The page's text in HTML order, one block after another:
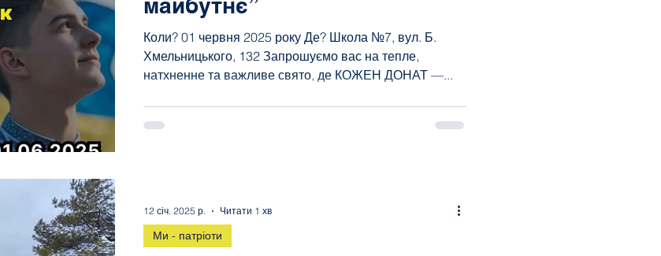
Коли? 01 червня 2025 року Де? Школа №7, вул. Б.
Хмельницького, 132 Запрошуємо вас на тепле,
натхненне та важливе свято, де КОЖЕН ДОНАТ —...
Ми - патріоти
12 січ. 2025 р. Читати 1 хв